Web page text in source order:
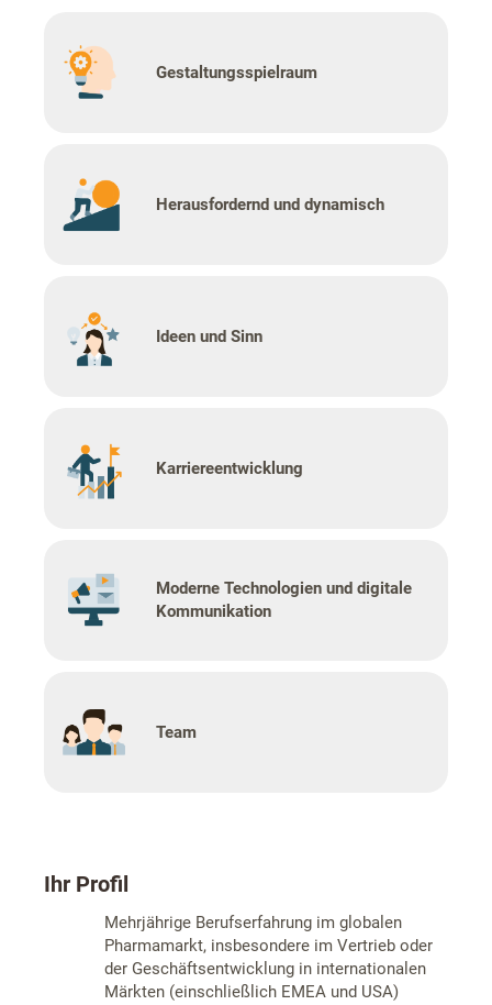
Gestaltungsspielraum
Herausfordernd und dynamisch
Ideen und Sinn
Karriereentwicklung
Moderne Technologien und digitale
Kommunikation
Team
Ihr Profil
Mehrjährige Berufserfahrung im globalen
Pharmamarkt, insbesondere im Vertrieb oder
der Geschäftsentwicklung in internationalen
Märkten (einschließlich EMEA und USA)